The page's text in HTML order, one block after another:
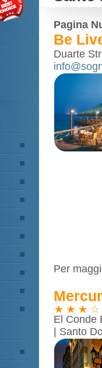
Pagina
Be
Duarte
Per
El Conde
| Santo